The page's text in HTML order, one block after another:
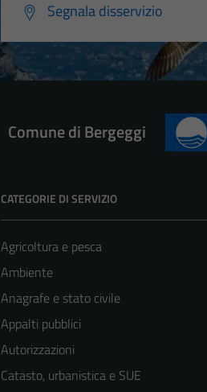
Segnala disservizio
Comune di Bergeggi
CATEGORIE DI SERVIZIO
Agricoltura e pesca
Ambiente
Anagrafe e stato civile
Appalti pubblici
Autorizzazioni
Catasto, urbanistica e SUE